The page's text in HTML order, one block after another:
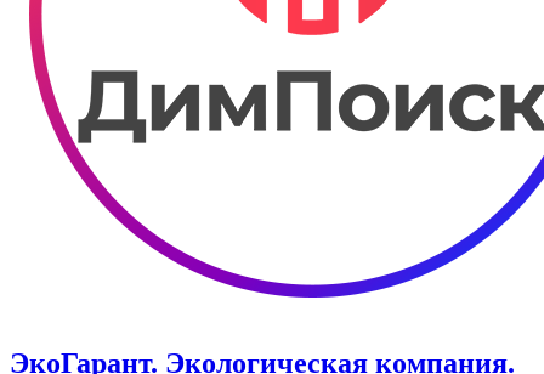
ЭкоГарант. Экологическая компания.